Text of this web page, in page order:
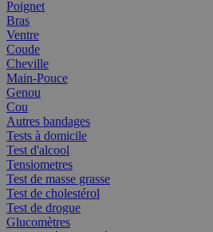
Poignet
Bras
Ventre
Coude
Cheville
Main-Pouce
Genou
Cou
Autres bandages
Tests à domicile
Test d'alcool
Tensiometres
Test de masse grasse
Test de cholestérol
Test de drogue
Glucomètres